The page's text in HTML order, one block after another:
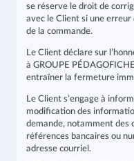
se réserve le droit de
avec le Client si une
de la commande.
Le Client déclare sur
à GROUPE
entraîner la fermeture
Le Client s’engage à
modification des
demande, notamment des
références bancaires ou
adresse courriel.